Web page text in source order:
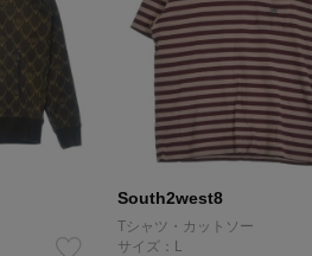
South2west8
Tシャツ・カットソー
サイズ：L